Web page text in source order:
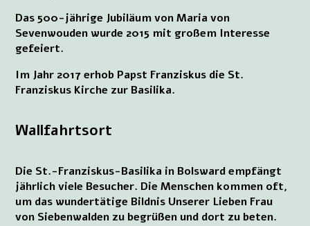
Das 500-jährige Jubiläum von Maria von
Sevenwouden wurde 2015 mit großem Interesse
gefeiert.
Im Jahr 2017 erhob Papst Franziskus die St.
Franziskus Kirche zur Basilika.
Wallfahrtsort
Die St.-Franziskus-Basilika in Bolsward empfängt
jährlich viele Besucher. Die Menschen kommen oft,
um das wundertätige Bildnis Unserer Lieben Frau
von Siebenwalden zu begrüßen und dort zu beten.